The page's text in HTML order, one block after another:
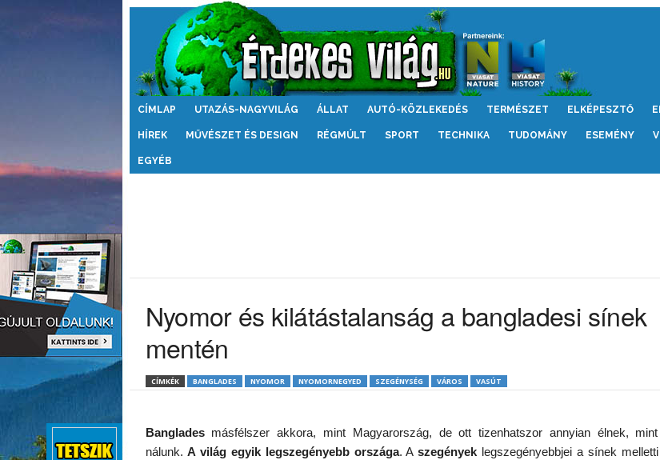
Érdekes
CÍMLAP UTAZÁS-NAGYVILÁG ÁLLAT AUTÓ-KÖZLEKEDÉS TERMÉSZET ELKÉPESZTŐ
HÍREK MŰVÉSZET ÉS DESIGN RÉGMÚLT SPORT TECHNIKA TUDOMÁNY ESEMÉNY
EGYÉB
Nyomor és kilátástalanság a bangladesi sínek
mentén
CÍMKÉK BANGLADES NYOMOR NYOMORNEGYED SZEGÉNYSÉG VÁROS VASÚT
Bangladesmásfélszer akkora, mint Magyarország, de ott tizenhatszor annyian élnek, mint
nálunk.A világ egyik legszegényebb országa. Aszegények legszegényebbjei a sínek melletti